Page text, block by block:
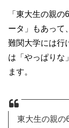
「東大生の親
ータ」もあって
難関大学には行
は「やっぱりな
ます。
東大生の親の